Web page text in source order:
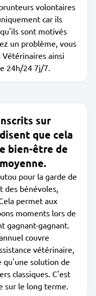
volontaires
car ils
sont motivés
un problème, vous
ainsi
24h/24 7j/7.
sur
que cela
bien-être de
pour la garde de
des bénévoles,
permet aux
moments lors de
gagnant-gagnant.
couvre
vétérinaire,
qu'une solution de
classiques. C'est
sur le long terme.